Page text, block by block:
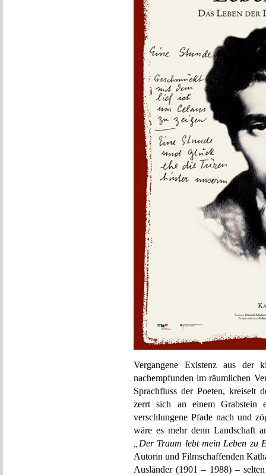
Vergangene Existenz aus der
nachempfunden im räumlichen
Sprachfluss der Poeten, kreiselt
zerrt sich an einem
verschlungene Pfade nach und
wäre es mehr denn Landschaft
„Der Traum lebt mein Leben zu
Autorin und Filmschaffenden
Ausländer (1901 – 1988) –